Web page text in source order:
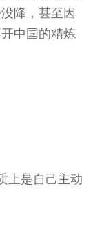
降，甚至因
中国的精炼
上是自己主动